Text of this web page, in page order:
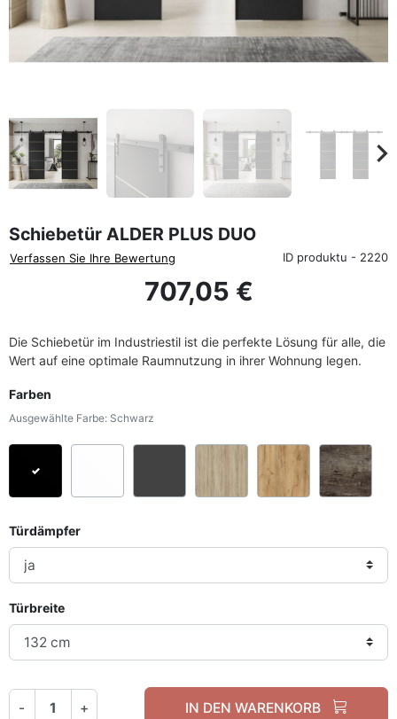
Zurück
Schiebetür ALDER PLUS DUO
Verfassen Sie Ihre Bewertung ID produktu - 2220
707,05 €
Die Schiebetür im Industriestil ist die perfekte Lösung für alle, die
Wert auf eine optimale Raumnutzung in ihrer Wohnung legen.
Farben
Ausgewählte Farbe: Schwarz
Schwarz Sonoma EicheCraft Gold
Türdämpfer
Türbreite
- + IN DEN WARENKORB